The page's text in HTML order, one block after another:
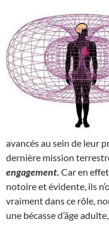
avancés au sein de leur
dernière mission
engagement. Car en
notoire et évidente, ils
vraiment dans ce rôle,
une bécasse d’âge